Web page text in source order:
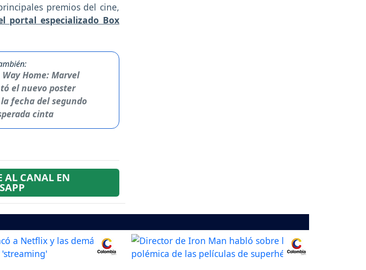
premios del cine,
portal especializado Box
Home: Marvel
el nuevo poster
fecha del segundo
cinta
AL CANAL EN